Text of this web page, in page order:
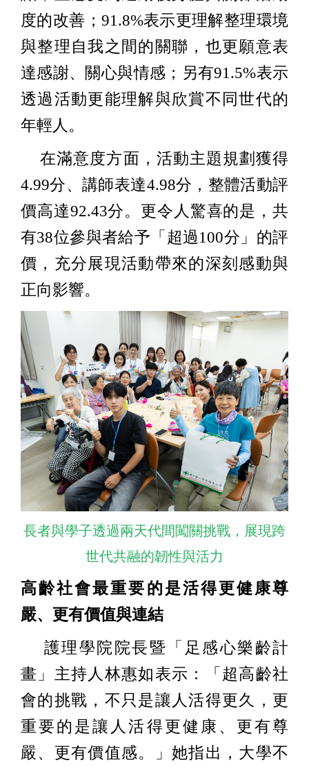
度的改善；91.8%表示更理解整理環境
與整理自我之間的關聯，也更願意表
達感謝、關心與情感；另有91.5%表示
透過活動更能理解與欣賞不同世代的
年輕人。
在滿意度方面，活動主題規劃獲得
4.99分、講師表達4.98分，整體活動評
價高達92.43分。更令人驚喜的是，共
有38位參與者給予「超過100分」的評
價，充分展現活動帶來的深刻感動與
正向影響。
長者與學子透過兩天代間闖關挑戰，展現跨
世代共融的韌性與活力
高齡社會最重要的是活得更健康尊
嚴、更有價值與連結
護理學院院長暨「足感心樂齡計
畫」主持人林惠如表示：「超高齡社
會的挑戰，不只是讓人活得更久，更
重要的是讓人活得更健康、更有尊
嚴、更有價值感。」她指出，大學不